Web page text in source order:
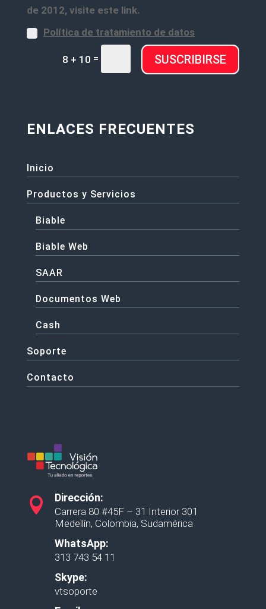
de 2012, visite este link.
Política de tratamiento de datos
8 + 10 = SUSCRIBIRSE
ENLACES FRECUENTES
Inicio
Productos y Servicios
Biable
Biable Web
SAAR
Documentos Web
Cash
Soporte
Contacto
 Dirección:
Carrera 80 #45F – 31 Interior 301
Medellín, Colombia, Sudamérica
WhatsApp:
313 743 54 11
Skype:
vtsoporte